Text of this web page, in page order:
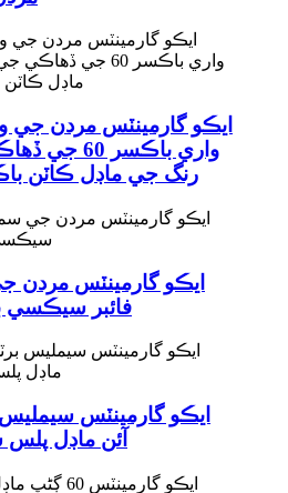
ايڪو گارمينٽس مردن جي
واري باڪسر
رنگ جي ماڊل ڪاٽن
ايڪو گارمينٽس مردن
فائبر سيڪسي
ايڪو گارمينٽس
آئن ماڊل پلس